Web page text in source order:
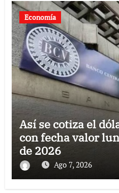
Economía
Así se cotiza el
con fecha valor
de 2026
Ago 7, 2026